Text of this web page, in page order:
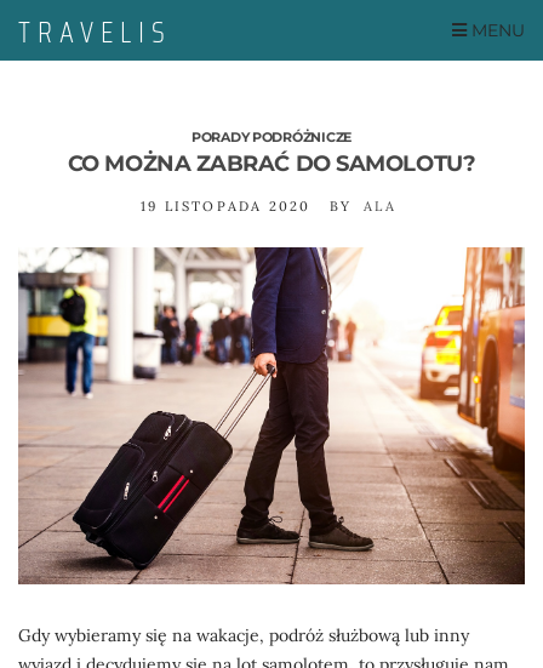
MENU
PORADY PODRÓŻNICZE
CO MOŻNA ZABRAĆ DO SAMOLOTU?
19 LISTOPADA 2020 BY ALA
Gdy wybieramy się na wakacje, podróż służbową lub inny